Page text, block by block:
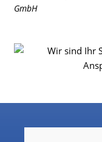
GmbH